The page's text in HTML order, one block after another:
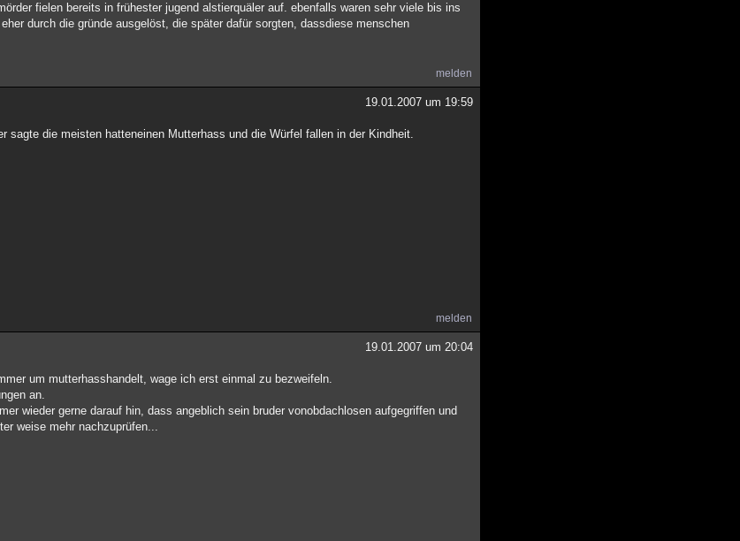
fielen bereits in frühester jugend alstierquäler auf. ebenfalls waren sehr viele bis ins
durch die gründe ausgelöst, die später dafür sorgten, dassdiese menschen
melden
19.01.2007 um 19:59
sagte die meisten hatteneinen Mutterhass und die Würfel fallen in der Kindheit.
melden
19.01.2007 um 20:04
um mutterhasshandelt, wage ich erst einmal zu bezweifeln.
an.
wieder gerne darauf hin, dass angeblich sein bruder vonobdachlosen aufgegriffen und
weise mehr nachzuprüfen...